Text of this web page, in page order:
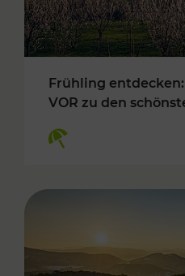
Frühling
VOR zu den